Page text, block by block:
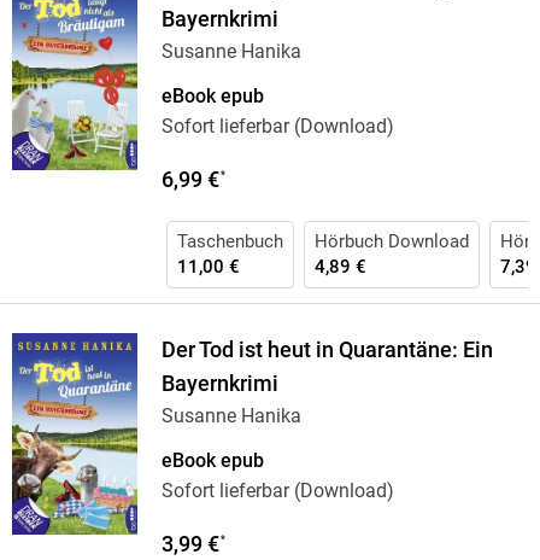
Bayernkrimi
Susanne Hanika
eBook epub
Sofort lieferbar (Download)
6,99 €*
Taschenbuch
11,00 €
Hörbuch Download
4,89 €
7,39
Der Tod ist heut in Quarantäne: Ein
Bayernkrimi
Susanne Hanika
eBook epub
Sofort lieferbar (Download)
3,99 €*